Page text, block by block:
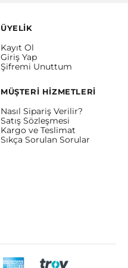
ÜYELİK
Kayıt Ol
Giriş Yap
Şifremi Unuttum
MÜŞTERİ HİZMETLERİ
Nasıl Sipariş Verilir?
Satış Sözleşmesi
Kargo ve Teslimat
Sıkça Sorulan Sorular